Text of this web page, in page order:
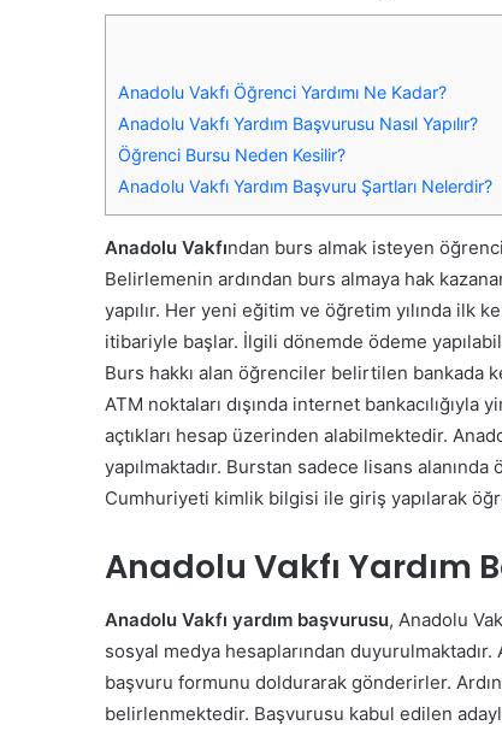
Anadolu Vakfı Öğrenci Yardımı Ne Kadar?
Anadolu Vakfı Yardım Başvurusu Nasıl Yapılır?
Öğrenci Bursu Neden Kesilir?
Anadolu Vakfı Yardım Başvuru Şartları Nelerdir?
Anadolu Vakfından burs almak isteyen
Belirlemenin ardından burs almaya hak
yapılır. Her yeni eğitim ve öğretim yılında ilk
itibariyle başlar. İlgili dönemde ödeme
Burs hakkı alan öğrenciler belirtilen bankada
ATM noktaları dışında internet
açtıkları hesap üzerinden alabilmektedir.
yapılmaktadır. Burstan sadece lisans
Cumhuriyeti kimlik bilgisi ile giriş yapılarak
Anadolu Vakfı Yardım
Anadolu Vakfı yardım başvurusu, Anadolu
sosyal medya hesaplarından duyurulmaktadır.
başvuru formunu doldurarak gönderirler.
belirlenmektedir. Başvurusu kabul edilen